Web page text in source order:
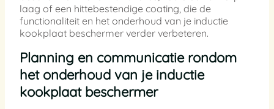
laag of een hittebestendige coating, die de
functionaliteit en het onderhoud van je inductie
kookplaat beschermer verder verbeteren.
Planning en communicatie rondom
het onderhoud van je inductie
kookplaat beschermer